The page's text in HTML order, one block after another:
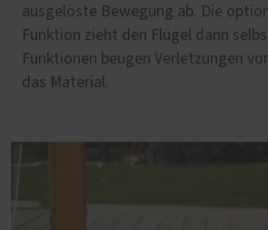
ausgelöste Bewegung ab. Die
Funktion zieht den Flügel dann
Funktionen beugen Verletzungen
das Material.